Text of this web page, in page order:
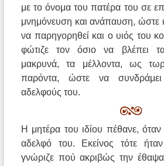
με το όνομα του πατέρα του σε
μνημόνευση και ανάπαυση, ώστε
να παρηγορηθεί και ο υιός του
φώτιζε τον όσιο να βλέπει
μακρυνά, τα μέλλοντα, ως
παρόντα, ώστε να συνδράμει
αδελφούς του.
Η μητέρα του ιδίου πέθανε,
αδελφό του. Εκείνος τότε
γνώριζε πού ακριβώς την